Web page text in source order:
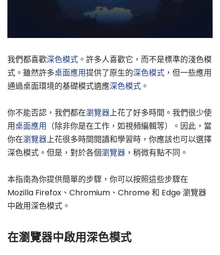
我們都喜歡深色模式 。許多人喜歡它，而不是標準的淺色模
式。雖然許多桌面應用提供了原生的深色模式 ，但一些應用
通過桌面環境的基礎模式適應深色模式 。
你不能否認，我們都在瀏覽器上花了好多時間。我們很少使
用桌面應用 （除非你是在工作，如視頻編輯等）。因此，當
你在瀏覽器上花很多時間閱讀和學習時，你應該也可以選擇
深色模式。但是，對於各個瀏覽器 ，稍微有點不同。
本指南為你提供簡單的步驟，你可以按照這些步驟在
Mozilla Firefox、Chromium、Chrome 和 Edge 瀏覽器
中啟用深色模式。
在瀏覽器中啟用深色模式